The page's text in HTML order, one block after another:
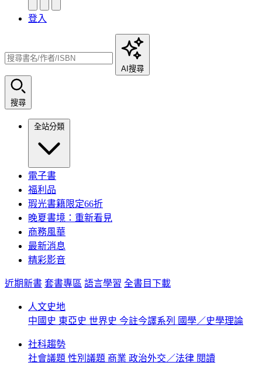
登入
AI搜尋
搜尋
全站分類
電子書
福利品
瑕光書籍限定66折
晚夏書境：重新看見
商務風華
最新消息
精彩影音
近期新書 套書專區 語言學習 全書目下載
人文史地
中國史 東亞史 世界史 今註今譯系列 國學／史學理論
社科趨勢
社會議題 性別議題 商業 政治外交／法律 閱讀